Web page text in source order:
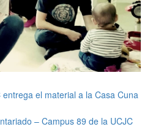
el material a la Casa Cuna
– Campus 89 de la UCJC